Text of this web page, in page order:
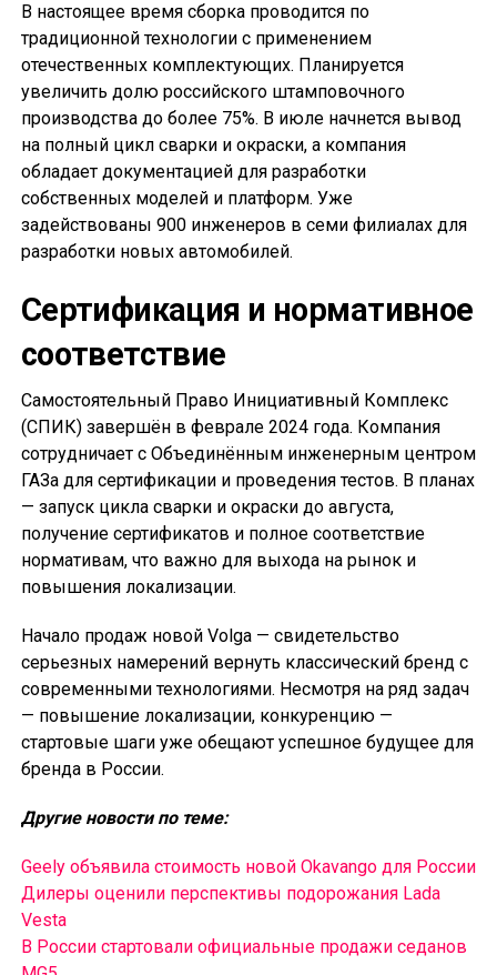
В настоящее время сборка проводится по
традиционной технологии с применением
отечественных комплектующих. Планируется
увеличить долю российского штамповочного
производства до более 75%. В июле начнется вывод
на полный цикл сварки и окраски, а компания
обладает документацией для разработки
собственных моделей и платформ. Уже
задействованы 900 инженеров в семи филиалах для
разработки новых автомобилей.
Сертификация и нормативное
соответствие
Самостоятельный Право Инициативный Комплекс
(СПИК) завершён в феврале 2024 года. Компания
сотрудничает с Объединённым инженерным центром
ГАЗа для сертификации и проведения тестов. В планах
— запуск цикла сварки и окраски до августа,
получение сертификатов и полное соответствие
нормативам, что важно для выхода на рынок и
повышения локализации.
Начало продаж новой Volga — свидетельство
серьезных намерений вернуть классический бренд с
современными технологиями. Несмотря на ряд задач
— повышение локализации, конкуренцию —
стартовые шаги уже обещают успешное будущее для
бренда в России.
Другие новости по теме:
Geely объявила стоимость новой Okavango для России
Дилеры оценили перспективы подорожания Lada
Vesta
В России cтартовали официальные продажи седанов